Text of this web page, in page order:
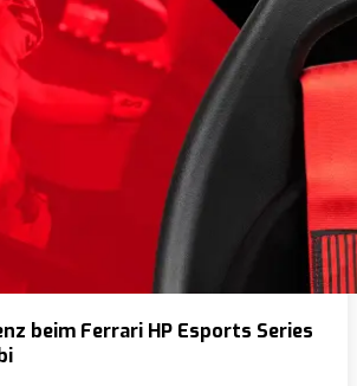
beim Ferrari HP Esports Series